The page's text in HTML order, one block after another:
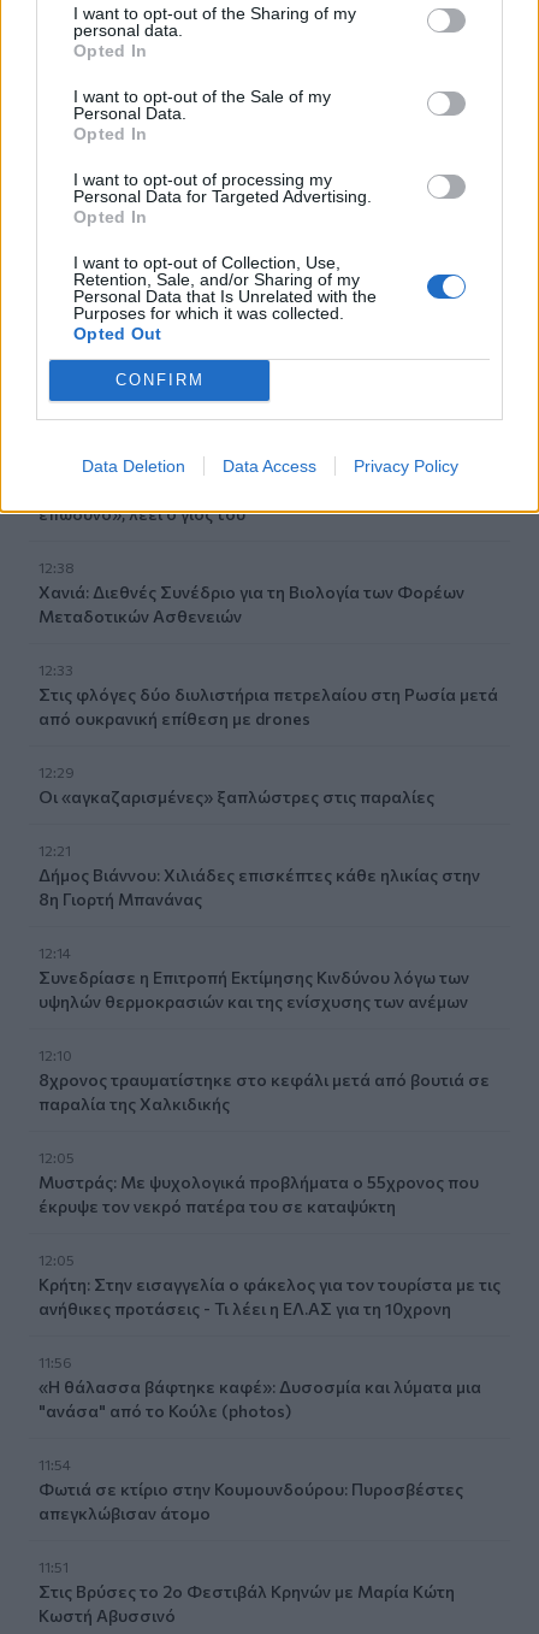
I want to opt-out of the Sharing of my
personal data.
Opted In
I want to opt-out of the Sale of my
Personal Data.
Opted In
I want to opt-out of processing my
Personal Data for Targeted Advertising.
Opted In
I want to opt-out of Collection, Use,
Retention, Sale, and/or Sharing of my
Personal Data that Is Unrelated with the
Purposes for which it was collected.
Opted Out
CONFIRM
Data Deletion Data Access Privacy Policy
γάμο της στη Νότια Καρολίνα
Νέες ειδικότητες στη Σχολή Ανώτερης Επαγγελματικής
Κατάρτισης Χανίων
13:00
Τουρισμός για Όλους 2026: Άνοιξε η πλατφόρμα για τα
ΑΦΜ που λήγουν σε 7 ή 8
Κάλεσα σε σύσκεψη για το πρώην Λατομείο Ανώπολης
12:46
Βρέθηκε σορός στον Λυκαβηττό κοντά στο εκκλησάκι
επώδυνο», λέει ο γιος του
12:38
Χανιά: Διεθνές Συνέδριο για τη Βιολογία των Φορέων
Μεταδοτικών Ασθενειών
12:33
Στις φλόγες δύο διυλιστήρια πετρελαίου στη Ρωσία μετά
από ουκρανική επίθεση με drones
12:29
Οι «αγκαζαρισμένες» ξαπλώστρες στις παραλίες
12:21
Δήμος Βιάννου: Χιλιάδες επισκέπτες κάθε ηλικίας στην
8η Γιορτή Μπανάνας
12:14
Συνεδρίασε η Επιτροπή Εκτίμησης Κινδύνου λόγω των
υψηλών θερμοκρασιών και της ενίσχυσης των ανέμων
12:10
8χρονος τραυματίστηκε στο κεφάλι μετά από βουτιά σε
παραλία της Χαλκιδικής
12:05
Μυστράς: Με ψυχολογικά προβλήματα ο 55χρονος που
έκρυψε τον νεκρό πατέρα του σε καταψύκτη
12:05
Κρήτη: Στην εισαγγελία ο φάκελος για τον τουρίστα με τις
ανήθικες προτάσεις - Τι λέει η ΕΛ.ΑΣ για τη 10χρονη
11:56
«Η θάλασσα βάφτηκε καφέ»: Δυσοσμία και λύματα μια
"ανάσα" από το Κούλε (photos)
11:54
Φωτιά σε κτίριο στην Κουμουνδούρου: Πυροσβέστες
απεγκλώβισαν άτομο
11:51
Στις Βρύσες το 2ο Φεστιβάλ Κρηνών με Μαρία Κώτη
Κωστή Αβυσσινό